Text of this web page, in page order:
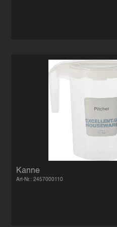
Kanne
Art-Nr.: 2457000110